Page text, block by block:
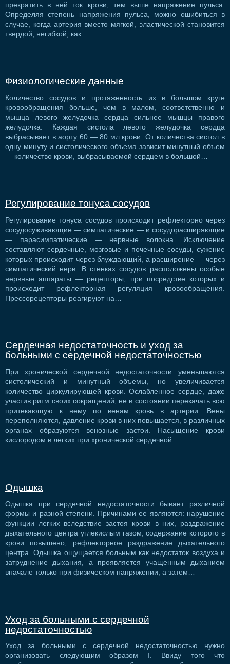
прекратить в ней ток крови, тем выше напряжение пульса.
Определяя степень напряжения пульса, можно ошибиться в
случае, когда артерия вместо мягкой, эластической становится
твердой, негибкой, как…
Физиологические данные
Количество сосудов и протяженность их в большом круге
кровообращения больше, чем в малом, соответственно и
мышца левого желудочка сердца сильнее мышцы правого
желудочка. Каждая систола левого желудочка сердца
выбрасывает в аорту 60 — 80 мл крови. От количества систол в
одну минуту и систолического объема зависит минутный объем
— количество крови, выбрасываемой сердцем в большой…
Регулирование тонуса сосудов
Регулирование тонуса сосудов происходит рефлекторно через
сосудосуживающие — симпатические — и сосудорасширяющие
— парасимпатические — нервные волокна. Исключение
составляют сердечные, мозговые и почечные сосуды, сужение
которых происходит через блуждающий, а расширение — через
симпатический нерв. В стенках сосудов расположены особые
нервные аппараты — рецепторы, при посредстве которых и
происходит рефлекторная регуляция кровообращения.
Прессорецепторы реагируют на…
Сердечная недостаточность и уход за
больными с сердечной недостаточностью
При хронической сердечной недостаточности уменьшаются
систолический и минутный объемы, но увеличивается
количество циркулирующей крови. Ослабленное сердце, даже
участив ритм своих сокращений, не в состоянии перекачать всю
притекающую к нему по венам кровь в артерии. Вены
переполняются, давление крови в них повышается, в различных
органах образуются венозные застои. Насыщение крови
кислородом в легких при хронической сердечной…
Одышка
Одышка при сердечной недостаточности бывает различной
формы и разной степени. Причинами ее являются: нарушение
функции легких вследствие застоя крови в них, раздражение
дыхательного центра углекислым газом, содержание которого в
крови повышено, рефлекторное раздражение дыхательного
центра. Одышка ощущается больным как недостаток воздуха и
затруднение дыхания, а проявляется учащенным дыханием
вначале только при физическом напряжении, а затем…
Уход за больными с сердечной
недостаточностью
Уход за больными с сердечной недостаточностью нужно
организовать следующим образом I. Ввиду того что